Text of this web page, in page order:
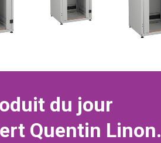
du jour
Quentin Linon.